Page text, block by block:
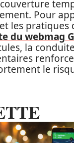
Pour
les pratiques
du webmag
la
le